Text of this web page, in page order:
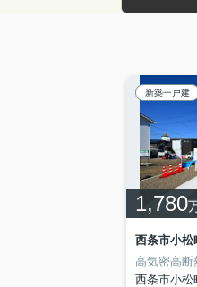
新築一戸建
1,780
高気密高断
西条市小松